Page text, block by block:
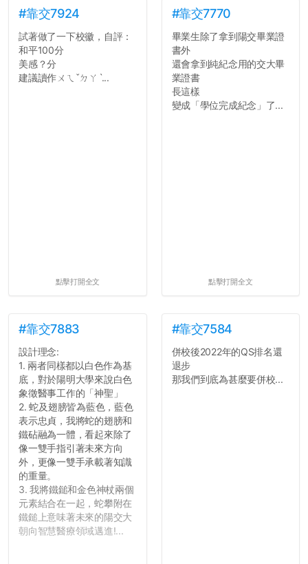
#靠交7924
試著做了一下校徽，自評：
和平100分
美感？分
建議讀作ㄨㄟˇㄉㄚˋ...
點擊打開全文
#靠交7770
畢業生除了拿到陽交畢業證
書外
還會拿到純紀念用的交大畢
業證書
長這樣
變成「學位完成紀念」了...
點擊打開全文
#靠交7883
設計理念:
1. 兩者同樣都以白色作為基
底，對於陽明大學來說白色
象徵醫事工作的「神聖」
2. 蛇及翅膀皆為藍色，藍色
表示忠貞，我將蛇的翅膀和
鐵砧融為一體，看起來除了
像一雙手指引著未來方向
外，更像一雙手承載著知識
的重量。
3. 我將鐵鎚和金色神杖兩個
元素結合在一起，蛇攀附在
鐵鎚上意味著未來的陽交大
朝向智慧醫療領域邁進!...
#靠交7584
併校後2022年的QS排名還
退步
那我們到底為甚麼要併校...